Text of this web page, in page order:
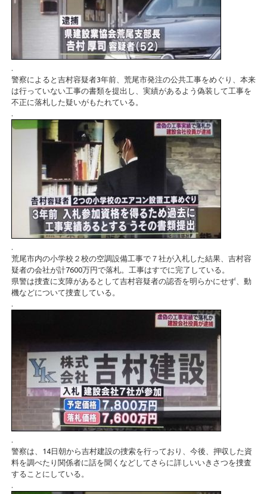
.
警察によると吉村容疑者3年前、荒尾市発注の公共工事をめぐり、本来
は行っていない工事の書類を提出し、実績があるよう偽装して工事を
不正に落札した疑いがもたれている。
.
.
荒尾市内の小学校２校の空調設備工事で７社が入札した結果、吉村容
疑者の会社が計7600万円で落札。工事はすでに完了している。
県警は捜査に支障があるとして吉村容疑者の認否を明らかにせず、動
機などについて捜査している。
.
.
警察は、14日朝から吉村建設の捜索を行っており、今後、押収した資
料を調べたり関係者に話を聞くなどしてさらに詳しいいきさつを捜査
することにしている。
.